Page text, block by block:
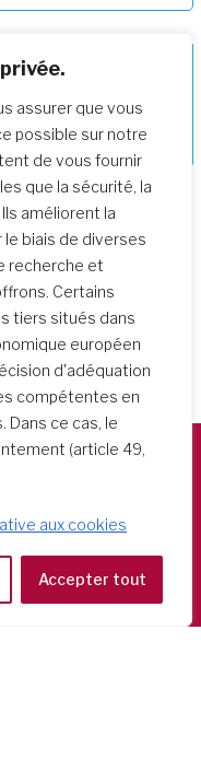
assurer que vous
possible sur notre
de vous fournir
que la sécurité, la
améliorent la
biais de diverses
recherche et
Certains
tiers situés dans
européen
d'adéquation
compétentes en
ce cas, le
(article 49,
aux cookies
Accepter tout
58 20 31 17